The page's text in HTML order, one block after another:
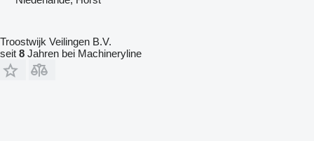
Troostwijk Veilingen B.V.
seit 8 Jahren bei Machineryline